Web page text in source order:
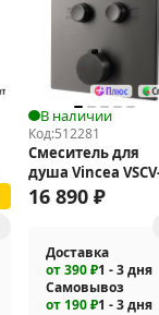
В наличии
Код:512281
Смеситель для
душа Vincea
421GM
16 890 ₽
Доставка
от 390 ₽1 - 3 дня
Самовывоз
от 190 ₽1 - 3 дня